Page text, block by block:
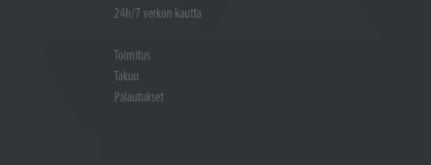
24h/7 verkon kautta
Toimitus
Takuu
Palautukset